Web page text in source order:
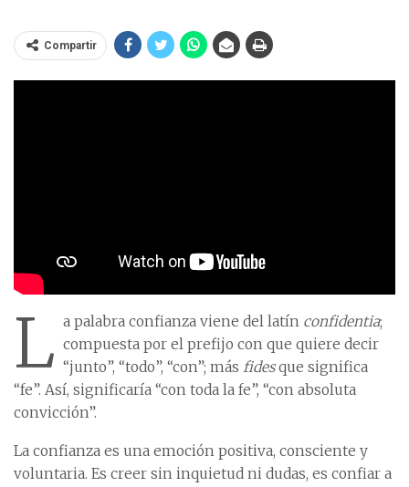
Compartir
L a palabra confianza viene del latín confidentia;
compuesta por el prefijo con que quiere decir
“junto”, “todo”, “con”; más fidesque significa
“fe”. Así, significaría “con toda la fe”, “con absoluta
convicción”.
La confianza es una emoción positiva, consciente y
voluntaria. Es creer sin inquietud ni dudas, es confiar a